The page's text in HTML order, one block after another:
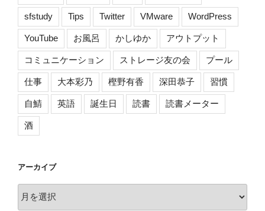
sfstudy Tips Twitter VMware WordPress
YouTube お風呂 かしゆか アウトプット
コミュニケーション ストレージ友の会 プール
仕事 大本彩乃 樫野有香 深田恭子 習慣
自鯖 英語 誕生日 読書 読書メーター
酒
アーカイブ
ー